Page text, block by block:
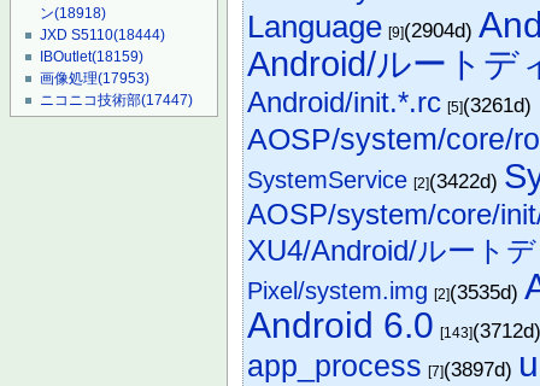
ン(18918)
JXD S5110(18444)
IBOutlet(18159)
画像処理(17953)
ニコニコ技術部(17447)
Language [9](2904d)
Android/ルートデ
Android/init.*.rc [5](3261d)
AOSP/system/core/
SystemService [2](3422d)
AOSP/system/core/
XU4/Android/ルート
Pixel/system.img [2](3535d)
Android 6.0 [143]
app_process [7](3897d)